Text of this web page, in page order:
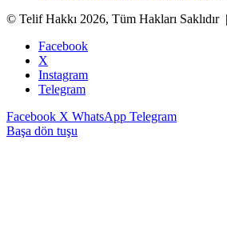
© Telif Hakkı 2026, Tüm Hakları Saklıdır
Facebook
X
Instagram
Telegram
Facebook X WhatsApp Telegram
Başa dön tuşu